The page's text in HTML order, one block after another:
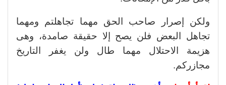
ولكن إصرار صاحب الحق مهما تجاهلتم ومهما
تجاهل البعض فلن يصح إلا حقيقة صامدة، وهى
هزيمة الاحتلال مهما طال ولن يغفر التاريخ
مجازركم.